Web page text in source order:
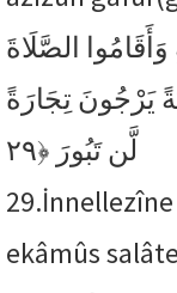
الصَّلَاةَ
يَرْجُونَ تِجَارَةً
لَّن تَبُورَ ﴿٢٩
29.
ekâmûs